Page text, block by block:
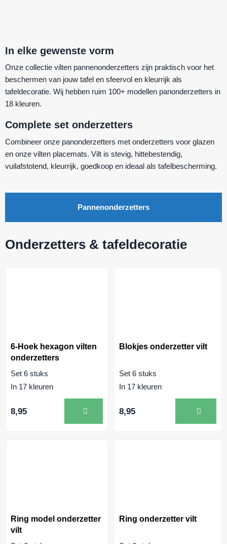
In elke gewenste vorm
Onze collectie vilten pannenonderzetters zijn praktisch voor het
beschermen van jouw tafel en sfeervol en kleurrijk als
tafeldecoratie. Wij hebben ruim 100+ modellen panonderzetters in
18 kleuren.
Complete set onderzetters
Combineer onze panonderzetters met onderzetters voor glazen
en onze vilten placemats. Vilt is stevig, hittebestendig,
vuilafstotend, kleurrijk, goedkoop en ideaal als tafelbescherming.
Pannenonderzetters
Onderzetters & tafeldecoratie
6-Hoek hexagon vilten
onderzetters
Set 6 stuks
In 17 kleuren
8,95
Blokjes onderzetter vilt
Set 6 stuks
In 17 kleuren
8,95
Ring model onderzetter
vilt
Ring onderzetter vilt